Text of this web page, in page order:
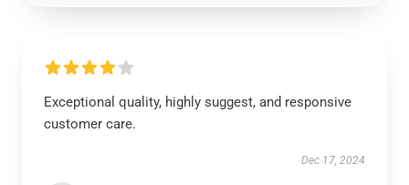
Exceptional quality, highly suggest, and responsive
customer care.
Dec 17, 2024